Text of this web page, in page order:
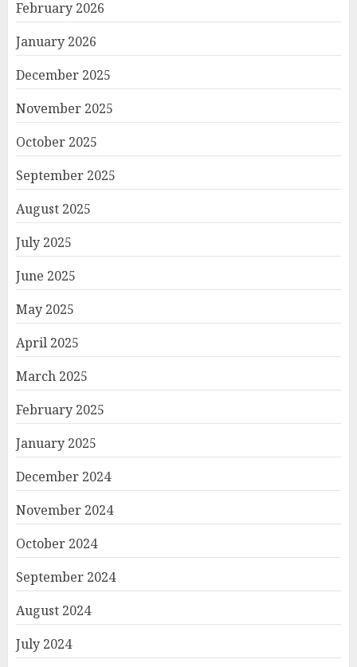
February 2026
January 2026
December 2025
November 2025
October 2025
September 2025
August 2025
July 2025
June 2025
May 2025
April 2025
March 2025
February 2025
January 2025
December 2024
November 2024
October 2024
September 2024
August 2024
July 2024